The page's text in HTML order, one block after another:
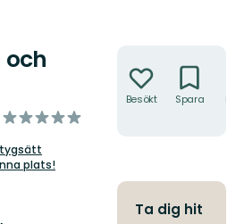
av
plats!
Besökt Spara
Ta dig hit